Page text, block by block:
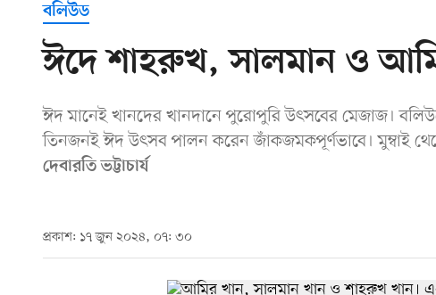
বলিউড
ঈদে শাহরুখ, সালমান ও
ঈদ মানেই খানদের খানদানে পুরোপুরি উৎসবের মেজাজ।
তিনজনই ঈদ উৎসব পালন করেন জাঁকজমকপূর্ণভাবে। মুম্বাই
দেবারতি ভট্টাচার্য
প্রকাশ: ১৭ জুন ২০২৪, ০৭: ৩০